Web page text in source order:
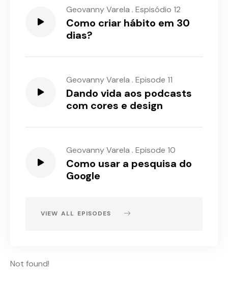
Geovanny Varela . Espisódio 12
Como criar hábito em 30
dias?
Geovanny Varela . Episode 11
Dando vida aos podcasts
com cores e design
Geovanny Varela . Episode 10
Como usar a pesquisa do
Google
VIEW ALL EPISODES
Not found!